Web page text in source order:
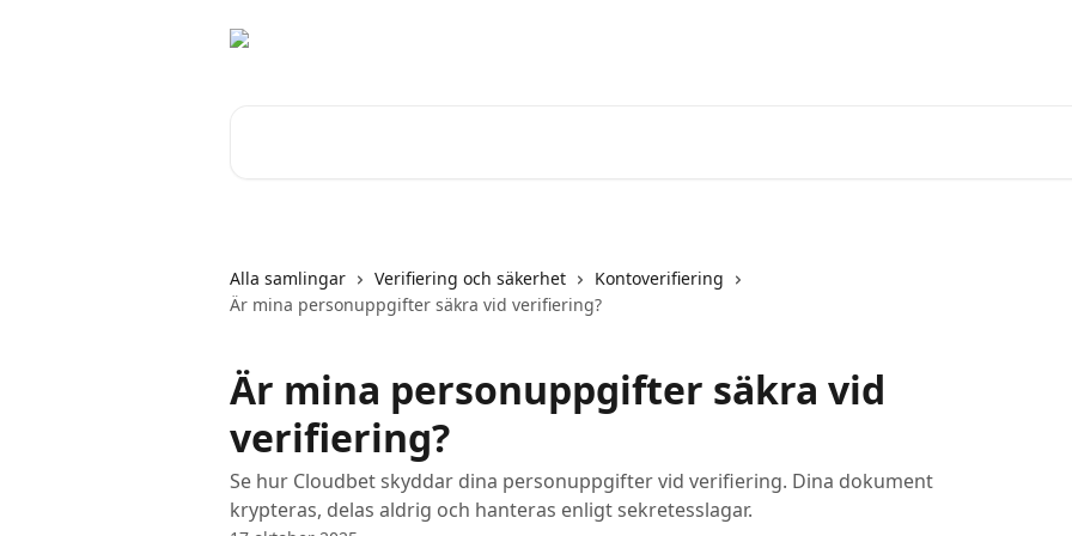
Alla samlingar Verifiering och säkerhet
Kontoverifiering
Är mina personuppgifter säkra vid verifiering?
Är mina personuppgifter säkra vid
verifiering?
Se hur Cloudbet skyddar dina personuppgifter vid verifiering. Dina dokument
krypteras, delas aldrig och hanteras enligt sekretesslagar.